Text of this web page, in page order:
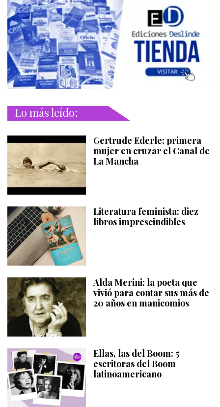
Lo más leído:
Gertrude Ederle: primera
mujer en cruzar el Canal de
La Mancha
Literatura feminista: diez
libros imprescindibles
Alda Merini: la poeta que
vivió para contar sus más de
20 años en manicomios
Ellas, las del Boom: 5
escritoras del Boom
latinoamericano